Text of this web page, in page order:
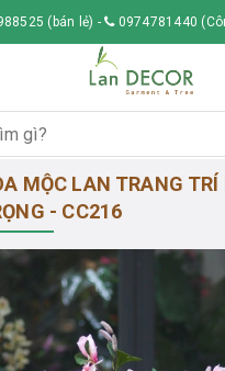
(bán lẻ) - 0974781440
MỘC LAN TRANG
- CC216